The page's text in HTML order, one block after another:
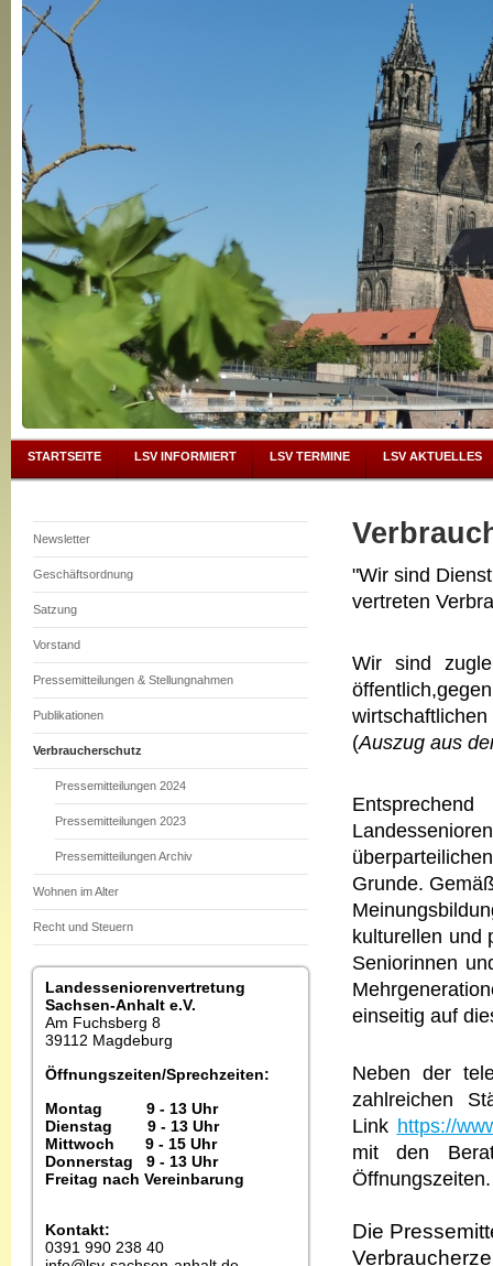
STARTSEITE LSV INFORMIERT LSV TERMINE LSV AKTUELLES
Newsletter
Geschäftsordnung
Satzung
Vorstand
Pressemitteilungen & Stellungnahmen
Publikationen
Verbraucherschutz
Pressemitteilungen 2024
Pressemitteilungen 2023
Pressemitteilungen Archiv
Wohnen im Alter
Recht und Steuern
Landesseniorenvertretung
Sachsen-Anhalt e.V.
Am Fuchsberg 8
39112 Magdeburg
Öffnungszeiten/Sprechzeiten:
Montag 9 - 13 Uhr
Dienstag 9 - 13 Uhr
Mittwoch 9 - 15 Uhr
Donnerstag 9 - 13 Uhr
Freitag nach Vereinbarung
Kontakt:
0391 990 238 40
"Wir sind
vertreten
Wir sind
(Auszug aus
Grunde.
kulturellen und
Seniorinnen
einseitig auf
Neben der
zahlreichen
Link https://
mit den
Die